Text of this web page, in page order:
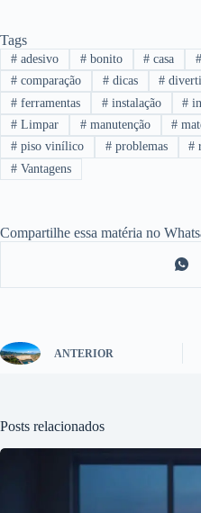
Tags
#adesivo #bonito # casa #
#comparação #dicas #
#ferramentas #instalação #
#Limpar #manutenção #
#piso vinílico #problemas #
#Vantagens
Compartilhe essa matéria no
ANTERIOR
Posts relacionados